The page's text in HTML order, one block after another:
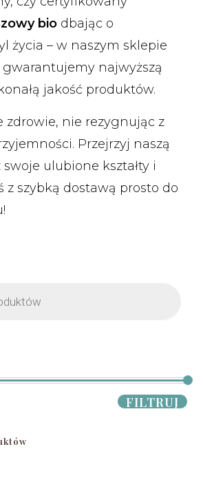
bio dbając o
życia – w naszym sklepie
najwyższą
jakość produktów.
zdrowie, nie rezygnując z
Przejrzyj naszą
ulubione kształty i
z szybką dostawą prosto do
FILTRUJ